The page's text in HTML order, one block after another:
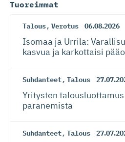
Tuoreimmat
Talous, Verotus 06.08.2026
Isomaa ja Urrila:
kasvua ja karkottaisi
Suhdanteet, Talous
Yritysten
paranemista
Suhdanteet, Talous